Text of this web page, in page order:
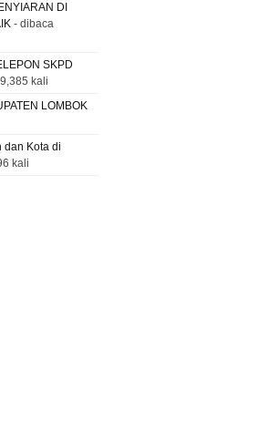
DI
- dibaca
SKPD
kali
LOMBOK
dan Kota di
kali